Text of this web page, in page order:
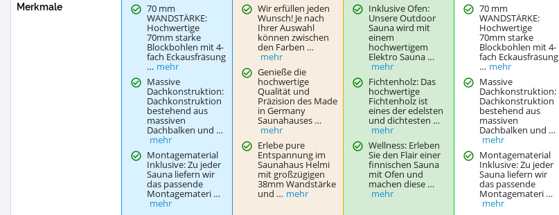
Merkmale 70 mm
WANDSTÄRKE:
Hochwertige
70mm starke
Blockbohlen mit 4-
fach Eckausfräsung
… mehr
Massive
Dachkonstruktion:
Dachkonstruktion
bestehend aus
massiven
Dachbalken und …
mehr
Montagematerial
Inklusive: Zu jeder
Sauna liefern wir
das passende
Montagemateri …
mehr
Wir erfüllen jeden
Wunsch! Je nach
Ihrer Auswahl
können zwischen
den Farben …
mehr
Genieße die
hochwertige
Qualität und
Präzision des Made
in Germany
Saunahauses …
mehr
Erlebe pure
Entspannung im
Saunahaus Helmi
mit großzügigen
38mm Wandstärke
und … mehr
Inklusive Ofen:
Unsere Outdoor
Sauna wird mit
einem
hochwertigem
Elektro Sauna …
mehr
Fichtenholz: Das
hochwertige
Fichtenholz ist
eines der edelsten
und dichtesten …
mehr
Wellness: Erleben
Sie den Flair einer
finnischen Sauna
mit Ofen und
machen diese …
mehr
70 mm
WANDSTÄRKE:
Hochwertige
70mm starke
Blockbohlen mit 4-
fach Eckausfräsung
… mehr
Massive
Dachkonstruktion:
Dachkonstruktion
bestehend aus
massiven
Dachbalken und …
mehr
Montagematerial
Inklusive: Zu jeder
Sauna liefern wir
das passende
Montagemateri …
mehr